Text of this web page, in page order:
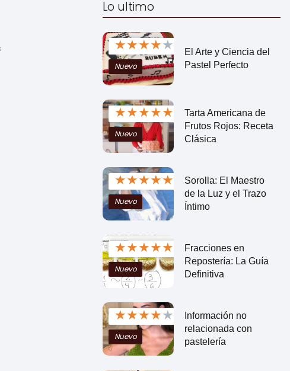
Lo ultimo
★★★★★
Nuevo
El Arte y Ciencia del
Pastel Perfecto
★★★★★
Nuevo
Tarta Americana de
Frutos Rojos: Receta
Clásica
★★★★★
Nuevo
Sorolla: El Maestro
de la Luz y el Trazo
Íntimo
★★★★★
Nuevo
Fracciones en
Repostería: La Guía
Definitiva
★★★★★
Nuevo
Información no
relacionada con
pastelería